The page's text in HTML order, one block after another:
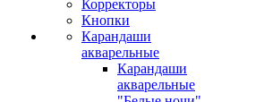
Корректоры
Кнопки
Карандаши
акварельные
Карандаши
акварельные